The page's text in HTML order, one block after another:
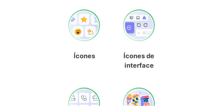
Ícones
Ícones de
interface